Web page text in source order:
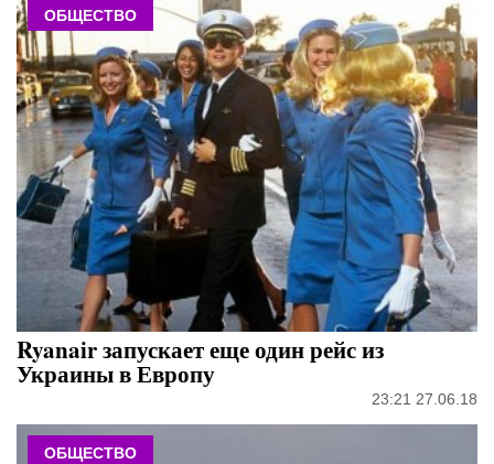
ОБЩЕСТВО
Ryanair запускает еще один рейс из
Украины в Европу
23:21 27.06.18
ОБЩЕСТВО